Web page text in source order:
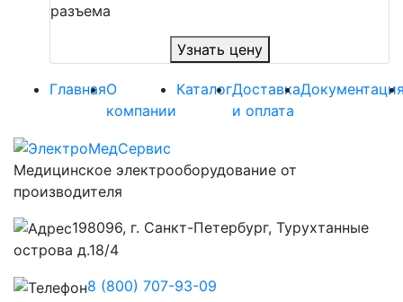
разъема
Узнать цену
ГлавнаяО
компании
КаталогДоставка
и оплата
Медицинское электрооборудование от
производителя
198096, г. Санкт-Петербург, Турухтанные
острова д.18/4
8 (800) 707-93-09